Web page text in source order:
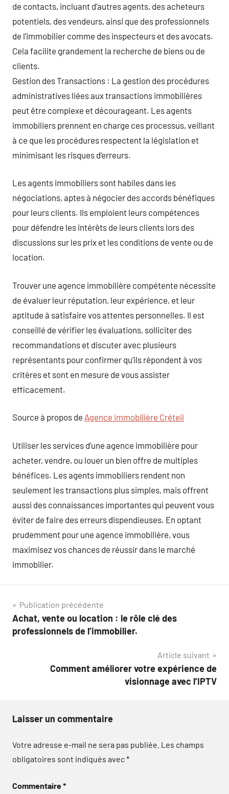
de contacts, incluant d’autres agents, des acheteurs
potentiels, des vendeurs, ainsi que des professionnels
de l’immobilier comme des inspecteurs et des avocats.
Cela facilite grandement la recherche de biens ou de
clients.
Gestion des Transactions : La gestion des procédures
administratives liées aux transactions immobilières
peut être complexe et décourageant. Les agents
immobiliers prennent en charge ces processus, veillant
à ce que les procédures respectent la législation et
minimisant les risques d’erreurs.
Les agents immobiliers sont habiles dans les
négociations, aptes à négocier des accords bénéfiques
pour leurs clients. Ils emploient leurs compétences
pour défendre les intérêts de leurs clients lors des
discussions sur les prix et les conditions de vente ou de
location.
Trouver une agence immobilière compétente nécessite
de évaluer leur réputation, leur expérience, et leur
aptitude à satisfaire vos attentes personnelles. Il est
conseillé de vérifier les évaluations, solliciter des
recommandations et discuter avec plusieurs
représentants pour confirmer qu’ils répondent à vos
critères et sont en mesure de vous assister
efficacement.
Source à propos de Agence immobilière Créteil
Utiliser les services d’une agence immobilière pour
acheter, vendre, ou louer un bien offre de multiples
bénéfices. Les agents immobiliers rendent non
seulement les transactions plus simples, mais offrent
aussi des connaissances importantes qui peuvent vous
éviter de faire des erreurs dispendieuses. En optant
prudemment pour une agence immobilière, vous
maximisez vos chances de réussir dans le marché
immobilier.
Navigation
de
Publication précédente
Achat, vente ou location : le rôle clé des
professionnels de l’immobilier.
Article suivant
Comment améliorer votre expérience de
visionnage avec l’IPTV
Laisser un commentaire
Votre adresse e-mail ne sera pas publiée. Les champs
obligatoires sont indiqués avec*
Commentaire*